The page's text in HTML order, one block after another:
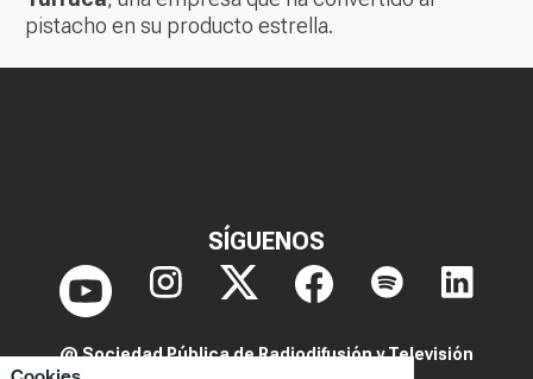
pistacho en su producto estrella.
SÍGUENOS
@ Sociedad Pública de Radiodifusión y Televisión